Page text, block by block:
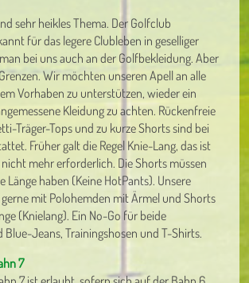
sehr heikles Thema. Der Golfclub
für das legere Clubleben in geselliger
bei uns auch an der Golfbekleidung. Aber
Wir möchten unseren Apell an alle
Vorhaben zu unterstützen, wieder ein
Kleidung zu achten. Rückenfreie
Träger-Tops und zu kurze Shorts sind bei
Früher galt die Regel Knie-Lang, das ist
mehr erforderlich. Die Shorts müssen
Länge haben (Keine HotPants). Unsere
mit Polohemden mit Ärmel und Shorts
(Knielang). Ein No-Go für beide
Blue-Jeans, Trainingshosen und T-Shirts.
7